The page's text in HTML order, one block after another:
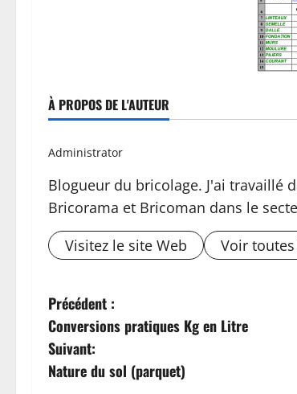
À PROPOS DE L'AUTEUR
Administrator
Blogueur du bricolage. J'ai travaillé
Bricorama et Bricoman dans le
Visitez le site Web
Voir
N
a
v
Précédent :
Conversions pratiques Kg en Litre
Suivant:
Nature du sol (parquet)